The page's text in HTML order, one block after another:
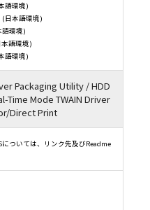
語環境)
(日本語環境)
語環境)
本語環境)
語環境)
Packaging Utility / HDD
Time Mode TWAIN Driver
Direct Print
については、リンク先及びReadme